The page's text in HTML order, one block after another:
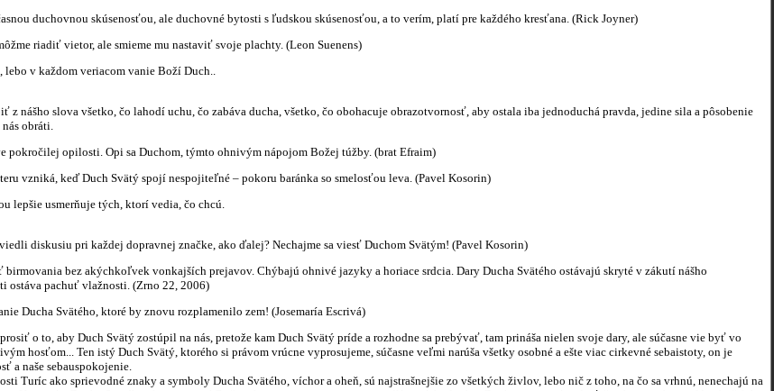
duchovnou skúsenosťou, ale duchovné bytosti s ľudskou skúsenosťou, a to verím, platí pre každého kresťana. (Rick Joyner)
riadiť vietor, ale smieme mu nastaviť svoje plachty. (Leon Suenens)
lebo v každom veriacom vanie Boží Duch..
z nášho slova všetko, čo lahodí uchu, čo zabáva ducha, všetko, čo obohacuje obrazotvornosť, aby ostala iba jednoduchá pravda, jedine sila a pôsobenie
obráti.
pokročilej opilosti. Opi sa Duchom, týmto ohnivým nápojom Božej túžby. (brat Efraim)
vzniká, keď Duch Svätý spojí nespojiteľné – pokoru baránka so smelosťou leva. (Pavel Kosorin)
lepšie usmerňuje tých, ktorí vedia, čo chcú.
diskusiu pri každej dopravnej značke, ako ďalej? Nechajme sa viesť Duchom Svätým! (Pavel Kosorin)
birmovania bez akýchkoľvek vonkajších prejavov. Chýbajú ohnivé jazyky a horiace srdcia. Dary Ducha Svätého ostávajú skryté v zákutí nášho
ostáva pachuť vlažnosti. (Zrno 22, 2006)
Ducha Svätého, ktoré by znovu rozplamenilo zem! (Josemaría Escrivá)
o to, aby Duch Svätý zostúpil na nás, pretože kam Duch Svätý príde a rozhodne sa prebývať, tam prináša nielen svoje dary, ale súčasne vie byť vo
hosťom... Ten istý Duch Svätý, ktorého si právom vrúcne vyprosujeme, súčasne veľmi narúša všetky osobné a ešte viac cirkevné sebaistoty, on je
a naše sebauspokojenie.
Turíc ako sprievodné znaky a symboly Ducha Svätého, víchor a oheň, sú najstrašnejšie zo všetkých živlov, lebo nič z toho, na čo sa vrhnú, nenechajú na